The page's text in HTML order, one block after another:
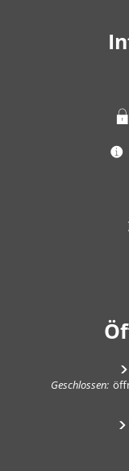
Klicken, um
Geschlossen: